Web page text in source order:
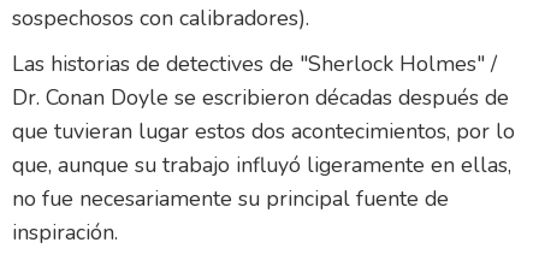
sospechosos con calibradores).
Las historias de detectives de "Sherlock Holmes" /
Dr. Conan Doyle se escribieron décadas después de
que tuvieran lugar estos dos acontecimientos, por lo
que, aunque su trabajo influyó ligeramente en ellas,
no fue necesariamente su principal fuente de
inspiración.